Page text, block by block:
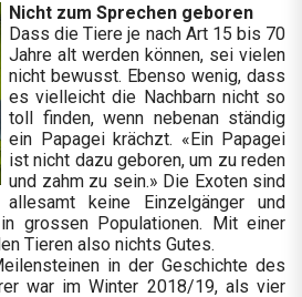
Nicht zum Sprechen geboren
Dass die Tiere je nach Art 15 bis 70
Jahre alt werden können, sei vielen
nicht bewusst. Ebenso wenig, dass
es vielleicht die Nachbarn nicht so
toll finden, wenn nebenan ständig
ein Papagei krächzt. «Ein Papagei
ist nicht dazu geboren, um zu reden
und zahm zu sein.» Die Exoten sind
allesamt keine Einzelgänger und
grossen Populationen. Mit einer
Tieren also nichts Gutes.
in der Geschichte des
war im Winter 2018/19, als vier